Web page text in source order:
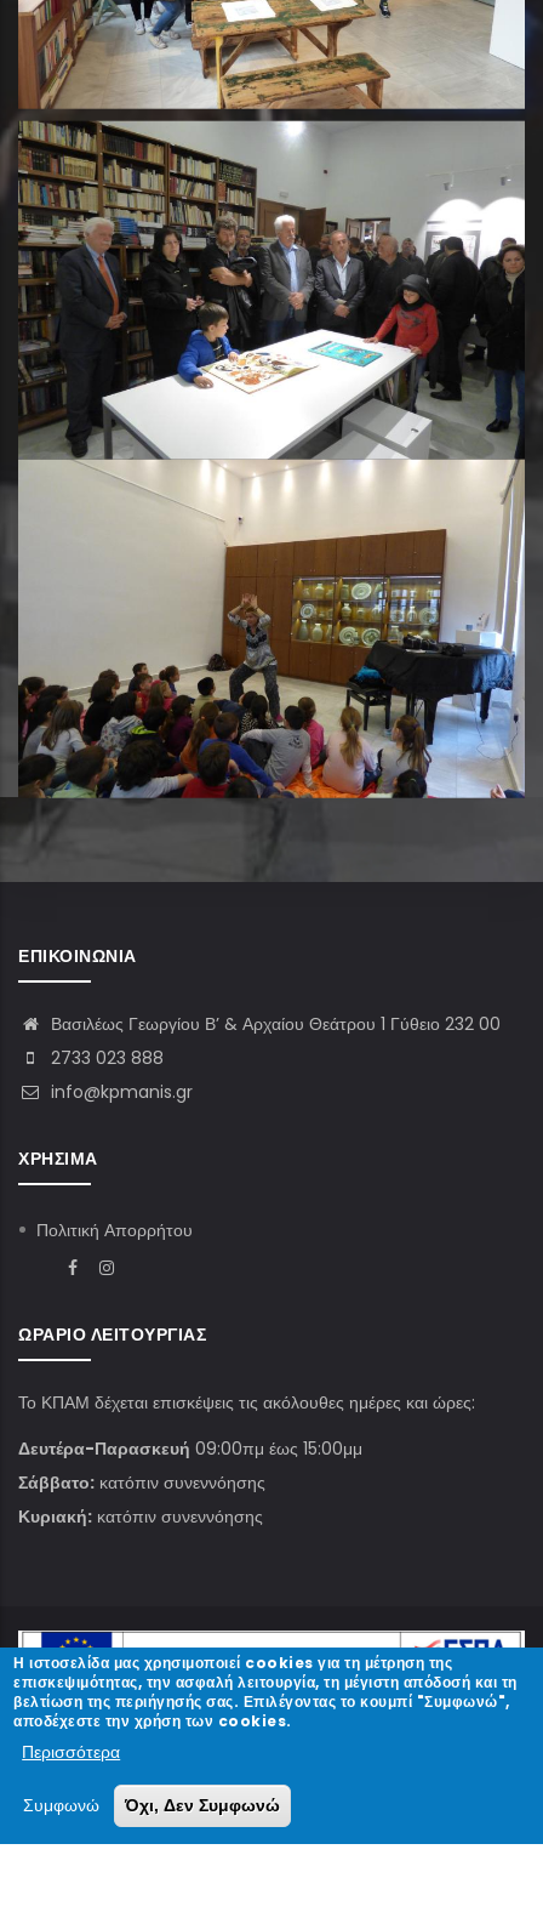
ΕΠΙΚΟΙΝΩΝΊΑ
Βασιλέως Γεωργίου Β’ & Αρχαίου Θεάτρου 1 Γύθειο 232 00
2733 023 888
info@kpmanis.gr
ΧΡΉΣΙΜΑ
Πολιτική Απορρήτου
ΩΡΆΡΙΟ ΛΕΙΤΟΥΡΓΊΑΣ
Το ΚΠΑΜ δέχεται επισκέψεις τις ακόλουθες ημέρες και ώρες:
Δευτέρα-Παρασκευή 09:00πμ έως 15:00μμ
Σάββατο: κατόπιν συνεννόησης
Κυριακή: κατόπιν συνεννόησης
Designed and Developed by
Η ιστοσελίδα μας χρησιμοποιεί cookies για τη μέτρηση της
επισκεψιμότητας, την ασφαλή λειτουργία, τη μέγιστη απόδοσή και τη
βελτίωση της περιήγησής σας. Επιλέγοντας το κουμπί "Συμφωνώ",
αποδέχεστε την χρήση των cookies.
Περισσότερα
Συμφωνώ Όχι, Δεν Συμφωνώ